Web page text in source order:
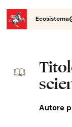
Ecosistema
Autore